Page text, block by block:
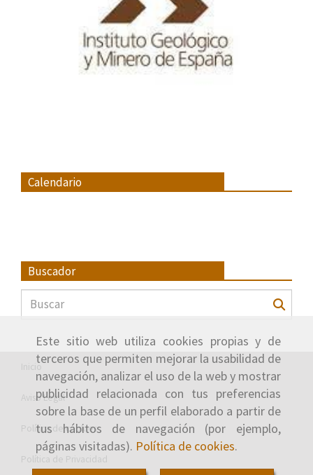
Este sitio web utiliza cookies propias y de
terceros que permiten mejorar la usabilidad de
navegación, analizar el uso de la web y mostrar
publicidad relacionada con tus preferencias
sobre la base de un perfil elaborado a partir de
tus hábitos de navegación (por ejemplo,
páginas visitadas). Política de cookies.
Calendario
Buscador
Inicio
Aviso Legal
Política de cookies
Política de Privacidad